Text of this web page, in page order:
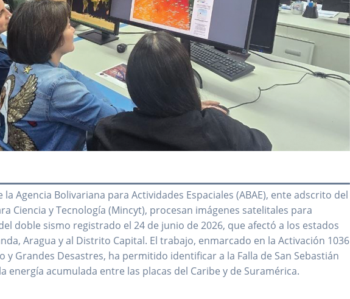
la Agencia Bolivariana para Actividades Espaciales (ABAE), ente adscrito del
Ciencia y Tecnología (Mincyt), procesan imágenes satelitales para
doble sismo registrado el 24 de junio de 2026, que afectó a los estados
Aragua y al Distrito Capital. El trabajo, enmarcado en la Activación 1036
y Grandes Desastres, ha permitido identificar a la Falla de San Sebastián
energía acumulada entre las placas del Caribe y de Suramérica.